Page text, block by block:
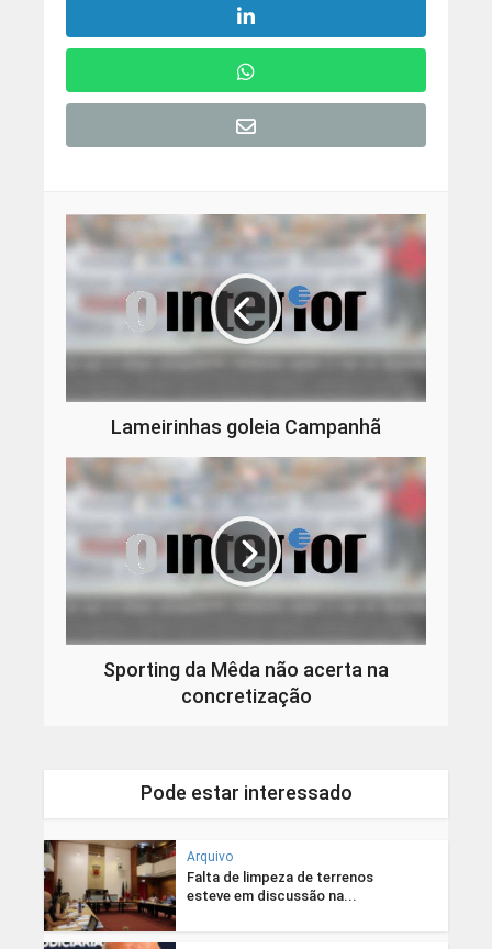
Lameirinhas goleia Campanhã
Sporting da Mêda não acerta na
concretização
Pode estar interessado
Arquivo
Falta de limpeza de terrenos
esteve em discussão na...